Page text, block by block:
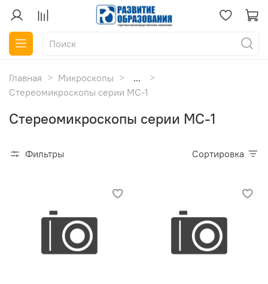
Главная Микроскопы
...
Стереомикроскопы серии МС-1
Стереомикроскопы серии МС-1
Фильтры Сортировка